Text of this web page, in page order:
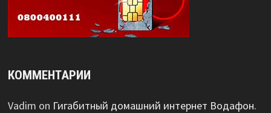
КОММЕНТАРИИ
Vadim on Гигабитный домашний интернет Водафон.